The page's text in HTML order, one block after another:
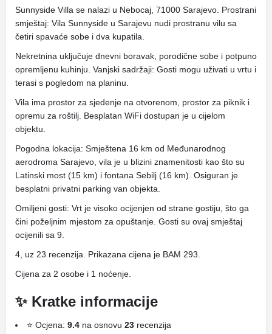
Sunnyside Villa se nalazi u Nebocaj, 71000 Sarajevo. Prostrani
smještaj: Vila Sunnyside u Sarajevu nudi prostranu vilu sa
četiri spavaće sobe i dva kupatila.
Nekretnina uključuje dnevni boravak, porodične sobe i potpuno
opremljenu kuhinju. Vanjski sadržaji: Gosti mogu uživati ​​u vrtu i
terasi s pogledom na planinu.
Vila ima prostor za sjedenje na otvorenom, prostor za piknik i
opremu za roštilj. Besplatan WiFi dostupan je u cijelom
objektu.
Pogodna lokacija: Smještena 16 km od Međunarodnog
aerodroma Sarajevo, vila je u blizini znamenitosti kao što su
Latinski most (15 km) i fontana Sebilj (16 km). Osiguran je
besplatni privatni parking van objekta.
Omiljeni gosti: Vrt je visoko ocijenjen od strane gostiju, što ga
čini poželjnim mjestom za opuštanje. Gosti su ovaj smještaj
ocijenili sa 9.
4, uz 23 recenzija. Prikazana cijena je BAM 293.
Cijena za 2 osobe i 1 noćenje.
✨ Kratke informacije
⭐ Ocjena: 9.4 na osnovu 23 recenzija